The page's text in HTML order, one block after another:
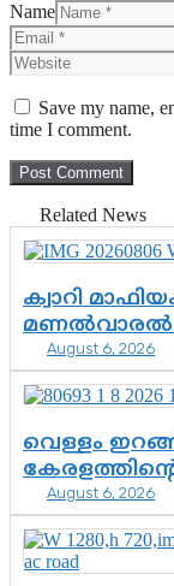
Name
Save my name,
time I comment.
Related News
ക്വാറി
മണൽവാരൽ
സർക്കാർ
August 6, 2026
വെള്ളം
August 6, 2026